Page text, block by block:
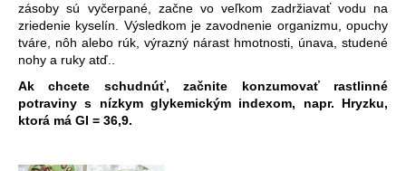
zásoby sú vyčerpané, začne vo veľkom zadržiavať vodu na
zriedenie kyselín. Výsledkom je zavodnenie organizmu, opuchy
tváre, nôh alebo rúk, výrazný nárast hmotnosti, únava, studené
nohy a ruky atď..
Ak chcete schudnúť, začnite konzumovať rastlinné
potraviny s nízkym glykemickým indexom, napr. Hryzku,
ktorá má GI = 36,9.